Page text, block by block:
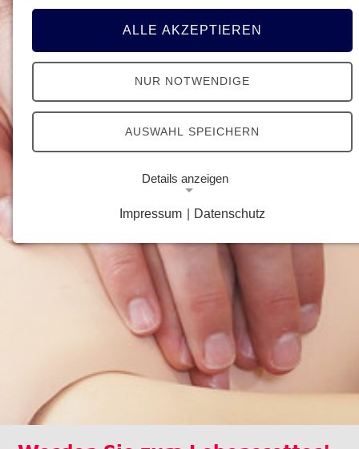
ALLE AKZEPTIEREN
NUR NOTWENDIGE
AUSWAHL SPEICHERN
Details anzeigen
Notwendige Cookies ermöglichen grundlegende
Funktionen und sind für die einwandfreie Funktion
der Website erforderlich.
Google Analytics Opt-Out-Cookie
gaOptout
Zweck:
Opt-Out
Impressum Datenschutz